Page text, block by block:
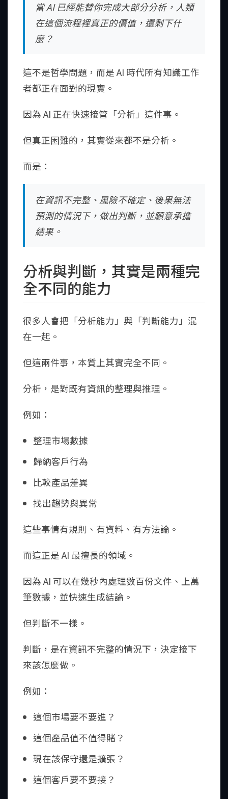
當 AI 已經能替你完成大部分分析，人類
在這個流程裡真正的價值，還剩下什
麼？
這不是哲學問題，而是 AI 時代所有知識工作
者都正在面對的現實。
因為 AI 正在快速接管「分析」這件事。
但真正困難的，其實從來都不是分析。
而是：
在資訊不完整、風險不確定、後果無法
預測的情況下，做出判斷，並願意承擔
結果。
分析與判斷，其實是兩種完
全不同的能力
很多人會把「分析能力」與「判斷能力」混
在一起。
但這兩件事，本質上其實完全不同。
分析，是對既有資訊的整理與推理。
例如：
整理市場數據
歸納客戶行為
比較產品差異
找出趨勢與異常
這些事情有規則、有資料、有方法論。
而這正是 AI 最擅長的領域。
因為 AI 可以在幾秒內處理數百份文件、上萬
筆數據，並快速生成結論。
但判斷不一樣。
判斷，是在資訊不完整的情況下，決定接下
來該怎麼做。
例如：
這個市場要不要進？
這個產品值不值得賭？
現在該保守還是擴張？
這個客戶要不要接？